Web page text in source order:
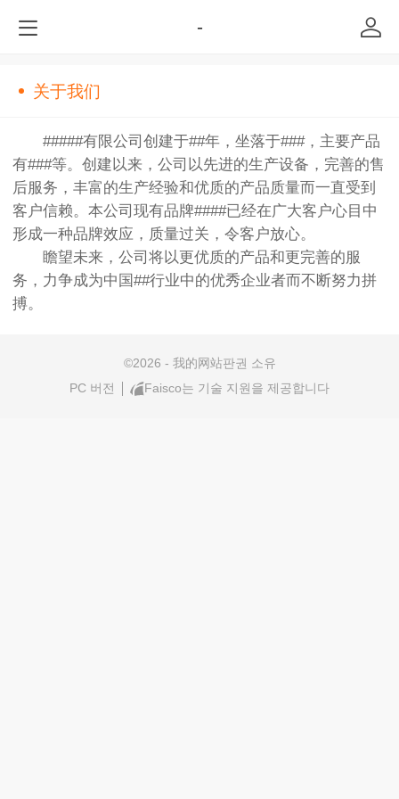
-
关于我们
#####有限公司创建于##年，坐落于###，主要产品
有###等。创建以来，公司以先进的生产设备，完善的售
后服务，丰富的生产经验和优质的产品质量而一直受到
客户信赖。本公司现有品牌####已经在广大客户心目中
形成一种品牌效应，质量过关，令客户放心。
瞻望未来，公司将以更优质的产品和更完善的服
务，力争成为中国##行业中的优秀企业者而不断努力拼
搏。
©2026 - 我的网站판권 소유
PC 버전
Faisco는 기술 지원을 제공합니다